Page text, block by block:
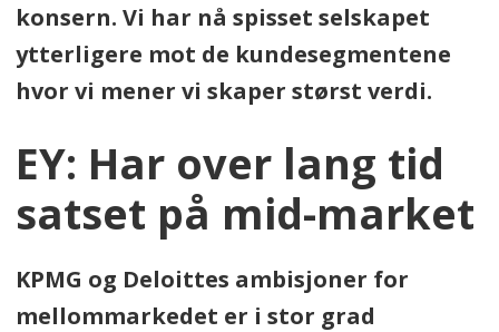
konsern. Vi har nå spisset selskapet
ytterligere mot de kundesegmentene
hvor vi mener vi skaper størst verdi.
EY: Har over lang tid
satset på mid-market
KPMG og Deloittes ambisjoner for
mellommarkedet er i stor grad